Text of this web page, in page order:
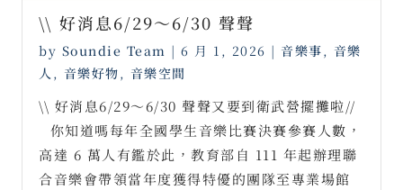
\\ 好消息6/29～6/30 聲聲
by Soundie Team | 6 月 1, 2026 | 音樂事, 音樂
人, 音樂好物, 音樂空間
\\ 好消息6/29～6/30 聲聲又要到衛武營擺攤啦//
⠀你知道嗎每年全國學生音樂比賽決賽參賽人數，
高達 6 萬人有鑑於此，教育部自 111 年起辦理聯
合音樂會帶領當年度獲得特優的團隊至專業場館